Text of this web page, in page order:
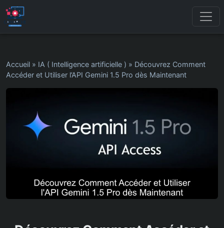
Accueil » IA ( Intelligence artificielle ) » Découvrez Comment
Accéder et Utiliser l’API Gemini 1.5 Pro dès Maintenant